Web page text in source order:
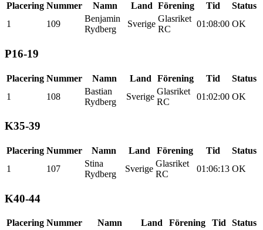
Placering Nummer Namn Land Förening Tid
Status
1
109
Benjamin
Rydberg
Sverige
Glasriket
RC
01:08:00 OK
P16-19
Placering Nummer Namn Land Förening Tid
Status
1
108
Bastian
Rydberg
Sverige
Glasriket
RC
01:02:00 OK
K35-39
Placering Nummer Namn Land Förening Tid
Status
1
107
Stina
Rydberg
Sverige
Glasriket
RC
01:06:13 OK
K40-44
Placering Nummer Namn Land Förening Tid
Status